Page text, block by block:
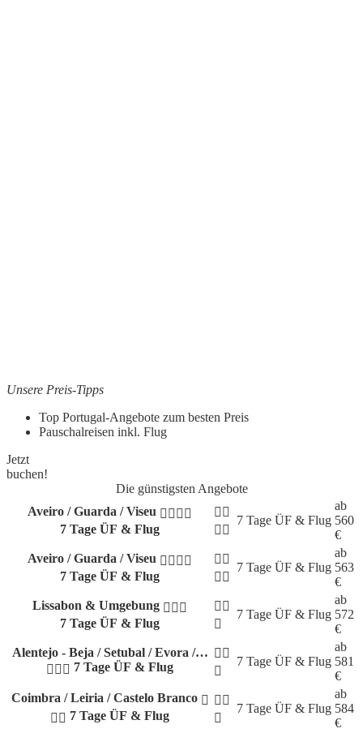
Unsere Preis-Tipps
Top Portugal-Angebote zum besten Preis
Pauschalreisen inkl. Flug
Jetzt
buchen!
Die günstigsten Angebote
Aveiro / Guarda / Viseu
7 Tage ÜF & Flug
7 Tage ÜF & Flug
ab
560
€
Aveiro / Guarda / Viseu
7 Tage ÜF & Flug
7 Tage ÜF & Flug
ab
563
€
Lissabon & Umgebung
7 Tage ÜF & Flug
7 Tage ÜF & Flug
ab
572
€
Alentejo - Beja / Setubal / Evora /…
7 Tage ÜF & Flug
7 Tage ÜF & Flug
ab
581
€
Coimbra / Leiria / Castelo Branco
7 Tage ÜF & Flug
7 Tage ÜF & Flug
ab
584
€